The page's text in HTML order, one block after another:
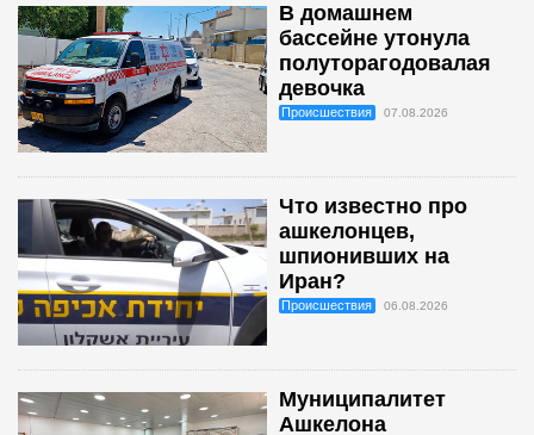
В домашнем
бассейне утонула
полуторагодовалая
девочка
Происшествия 07.08.2026
Что известно про
ашкелонцев,
шпионивших на
Иран?
Происшествия 06.08.2026
Муниципалитет
Ашкелона